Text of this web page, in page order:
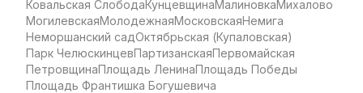
Ковальская СлободаКунцевщинаМалиновкаМихалово
МогилевскаяМолодежнаяМосковскаяНемига
Неморшанский садОктябрьская (Купаловская)
Парк ЧелюскинцевПартизанскаяПервомайская
ПетровщинаПлощадь ЛенинаПлощадь Победы
Площадь Франтишка Богушевича